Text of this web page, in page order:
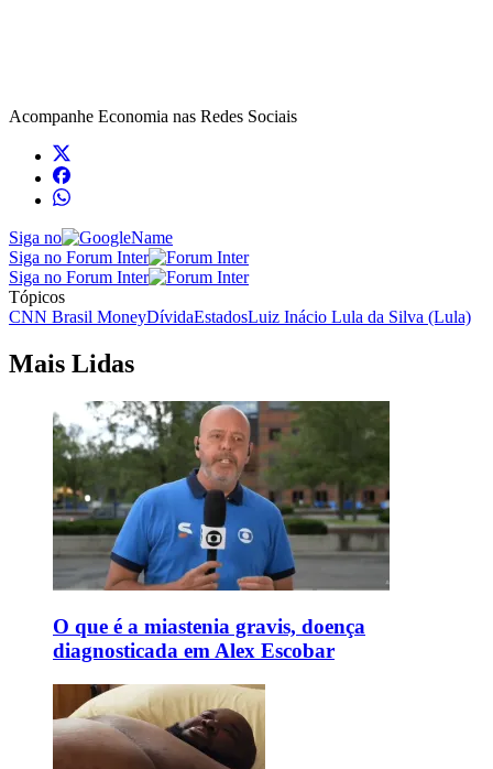
Acompanhe Economia nas Redes Sociais
Siga no
Siga no Forum Inter
Siga no Forum Inter
Tópicos
CNN Brasil MoneyDívidaEstadosLuiz Inácio Lula da Silva (Lula)
Mais Lidas
O que é a miastenia gravis, doença
diagnosticada em Alex Escobar